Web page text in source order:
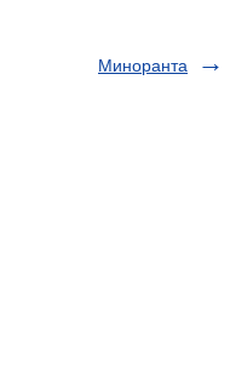
Миноранта